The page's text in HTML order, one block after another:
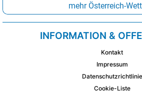
mehr Österreich-
INFORMATION &
Kontakt
Impressum
Datenschutzrichtlinie
Cookie-Liste